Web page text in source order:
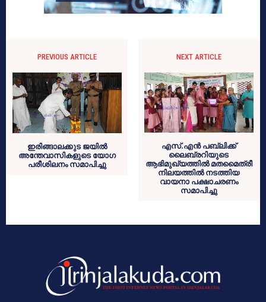
PREVIOUS ARTICLE
ഇരിങ്ങാലക്കുട ജയില്‍
അന്തേവാസികളുടെ യോഗ
പരീശിലനം സമാപിച്ചു
NEXT ARTICLE
എസ്.എന്‍ പബ്ലിക്ക്
ലൈബ്രറിയുടെ
ആഭിമുഖ്യത്തില്‍ മതമൈത്രീ
നിലയത്തില്‍ നടത്തിയ
വായനാ പക്ഷാചരണം
സമാപിച്ചു